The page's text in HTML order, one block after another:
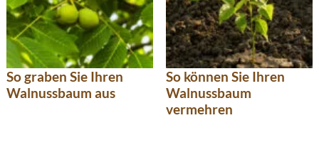
So graben Sie Ihren
Walnussbaum aus
So können Sie Ihren
Walnussbaum
vermehren